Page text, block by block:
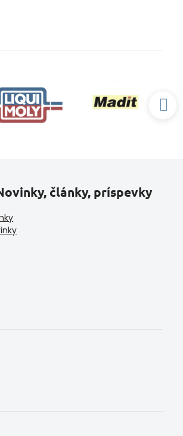
články, príspevky